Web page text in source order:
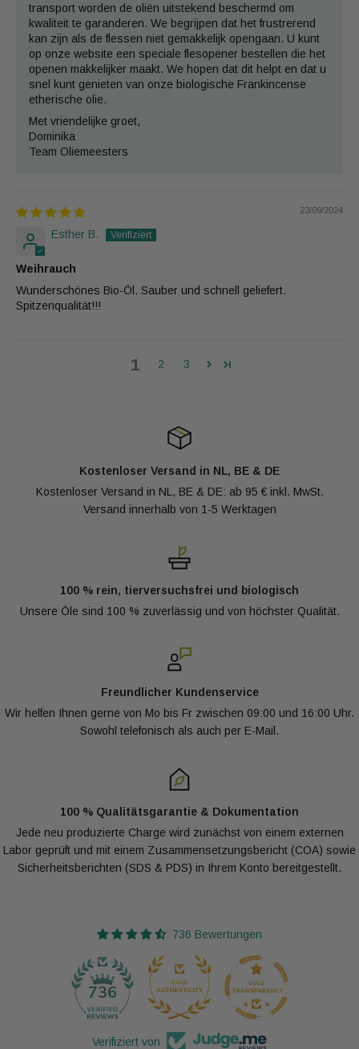
transport worden de oliën uitstekend beschermd om
kwaliteit te garanderen. We begrijpen dat het frustrerend
kan zijn als de flessen niet gemakkelijk opengaan. U kunt
op onze website een speciale flesopener bestellen die het
openen makkelijker maakt. We hopen dat dit helpt en dat u
snel kunt genieten van onze biologische Frankincense
etherische olie.
Met vriendelijke groet,
Dominika
Team Oliemeesters
23/09/2024
Esther B.
Weihrauch
Wunderschönes Bio-Öl. Sauber und schnell geliefert.
Spitzenqualität!!!
1 2 3
Kostenloser Versand in NL, BE & DE
Kostenloser Versand in NL, BE & DE: ab 95 € inkl. MwSt.
Versand innerhalb von 1-5 Werktagen
100 % rein, tierversuchsfrei und biologisch
Unsere Öle sind 100 % zuverlässig und von höchster Qualität.
Freundlicher Kundenservice
Wir helfen Ihnen gerne von Mo bis Fr zwischen 09:00 und 16:00 Uhr.
Sowohl telefonisch als auch per E-Mail.
100 % Qualitätsgarantie & Dokumentation
Jede neu produzierte Charge wird zunächst von einem externen
Labor geprüft und mit einem Zusammensetzungsbericht (COA) sowie
Sicherheitsberichten (SDS & PDS) in Ihrem Konto bereitgestellt.
736 Bewertungen
736
Verifiziert von